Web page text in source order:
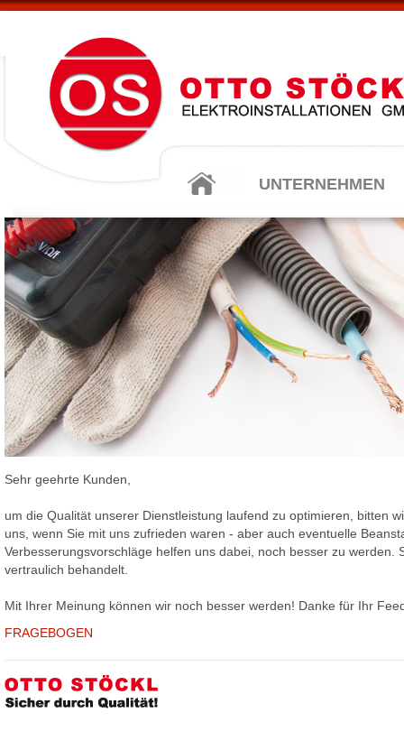
UNTERNEHMEN
Sehr geehrte Kunden,
um die Qualität unserer Dienstleistung laufend zu optimieren, bitten
uns, wenn Sie mit uns zufrieden waren - aber auch eventuelle
Verbesserungsvorschläge helfen uns dabei, noch besser zu werden.
vertraulich behandelt.
Mit Ihrer Meinung können wir noch besser werden! Danke für Ihr
FRAGEBOGEN